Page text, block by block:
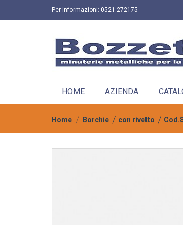
Per informazioni: 0521.272175
HOME AZIENDA
Home Borchie con rivetto